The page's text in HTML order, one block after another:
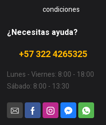
condiciones
¿Necesitas ayuda?
+57 322 4265325
Lunes - Viernes: 8:00 - 18:00
Sábado: 8:00 - 13:30